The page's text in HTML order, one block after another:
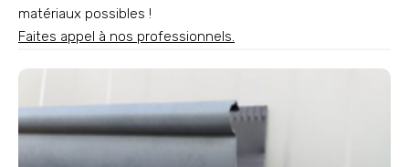
matériaux possibles !
Faites appel à nos professionnels.